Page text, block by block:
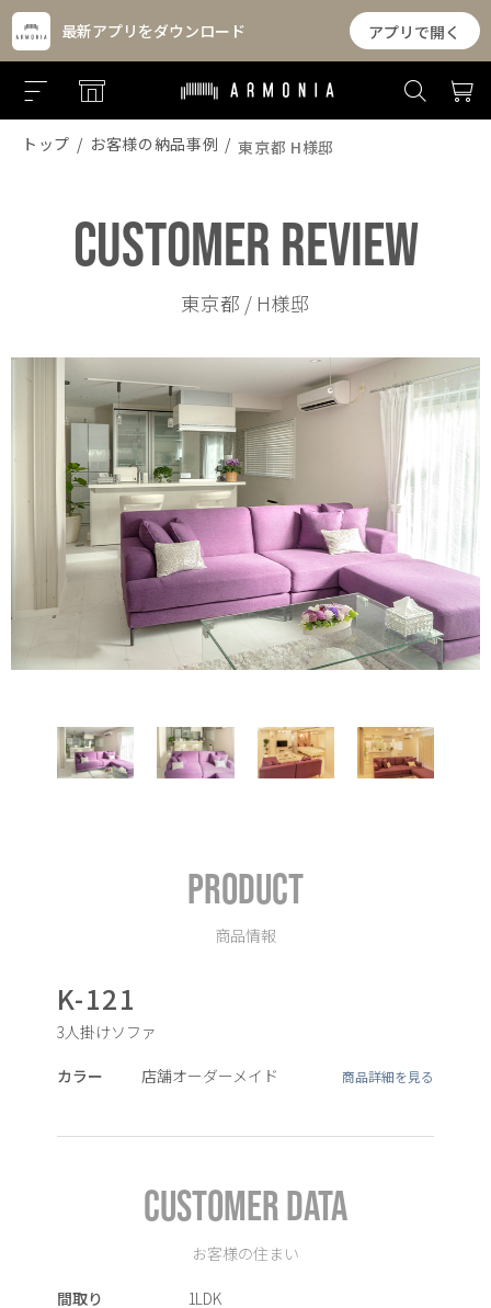
最新アプリをダウンロード アプリで開く
トップ お客様の納品事例 東京都 H様邸
CUSTOMER REVIEW
東京都 / H様邸
PRODUCT
商品情報
K-121
3人掛けソファ
カラー 店舗オーダーメイド 商品詳細を見る
CUSTOMER DATA
お客様の住まい
間取り 1LDK